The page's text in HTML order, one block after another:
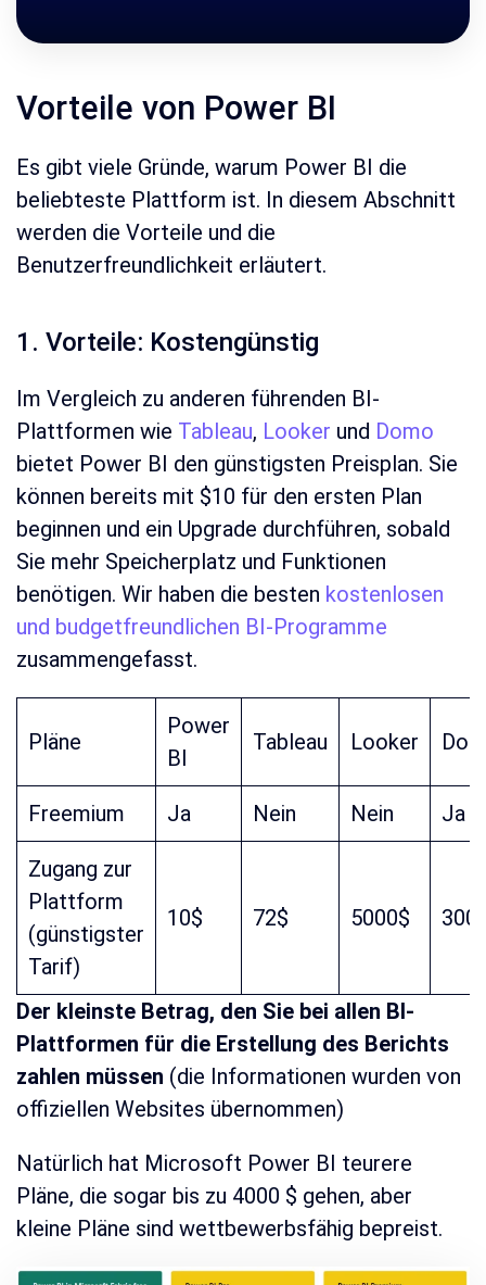
Vorteile von Power BI
Es gibt viele Gründe, warum Power BI die
beliebteste Plattform ist. In diesem Abschnitt
werden die Vorteile und die
Benutzerfreundlichkeit erläutert.
1. Vorteile: Kostengünstig
Im Vergleich zu anderen führenden BI-
Plattformen wie Tableau, Looker und Domo
bietet Power BI den günstigsten Preisplan. Sie
können bereits mit $10 für den ersten Plan
beginnen und ein Upgrade durchführen, sobald
Sie mehr Speicherplatz und Funktionen
benötigen. Wir haben die besten kostenlosen
und budgetfreundlichen BI-Programme
zusammengefasst.
Pläne
Power
BI
Tableau Looker
Freemium Ja Nein Nein Ja
Zugang zur
Plattform
(günstigster
Tarif)
10$ 72$ 5000$
Der kleinste Betrag, den Sie bei allen BI-
Plattformen für die Erstellung des Berichts
zahlen müssen (die Informationen wurden von
offiziellen Websites übernommen)
Natürlich hat Microsoft Power BI teurere
Pläne, die sogar bis zu 4000 $ gehen, aber
kleine Pläne sind wettbewerbsfähig bepreist.